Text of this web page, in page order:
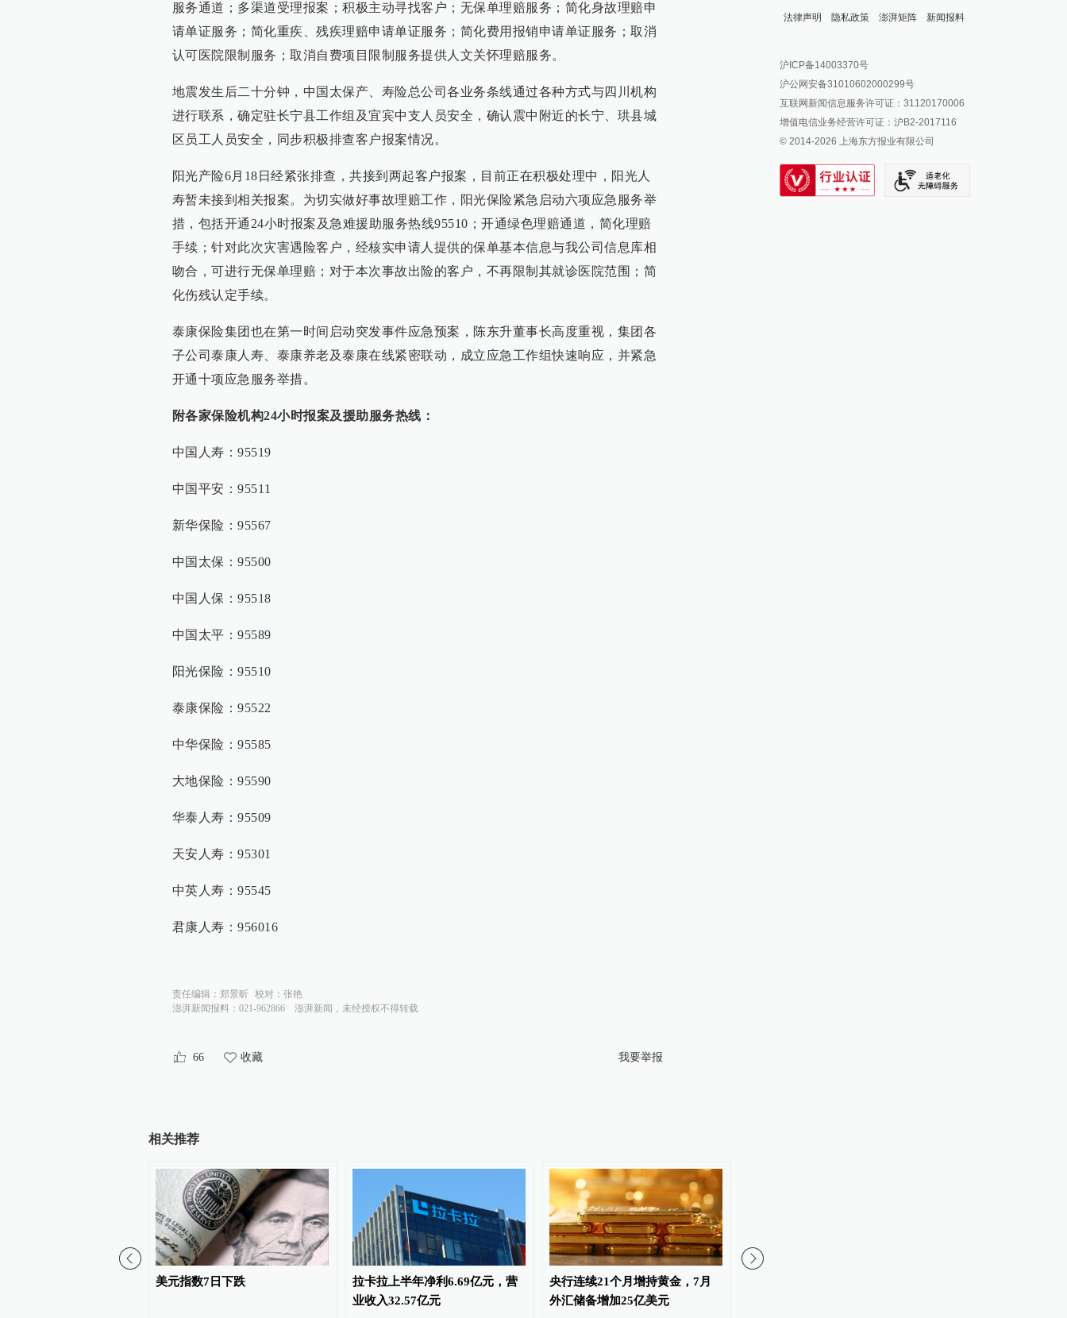
服务通道；多渠道受理报案；积极主动寻找客户；无保单理赔服务；简化身故理赔申
请单证服务；简化重疾、残疾理赔申请单证服务；简化费用报销申请单证服务；取消
认可医院限制服务；取消自费项目限制服务提供人文关怀理赔服务。
地震发生后二十分钟，中国太保产、寿险总公司各业务条线通过各种方式与四川机构
进行联系，确定驻长宁县工作组及宜宾中支人员安全，确认震中附近的长宁、珙县城
区员工人员安全，同步积极排查客户报案情况。
阳光产险6月18日经紧张排查，共接到两起客户报案，目前正在积极处理中，阳光人
寿暂未接到相关报案。为切实做好事故理赔工作，阳光保险紧急启动六项应急服务举
措，包括开通24小时报案及急难援助服务热线95510；开通绿色理赔通道，简化理赔
手续；针对此次灾害遇险客户，经核实申请人提供的保单基本信息与我公司信息库相
吻合，可进行无保单理赔；对于本次事故出险的客户，不再限制其就诊医院范围；简
化伤残认定手续。
泰康保险集团也在第一时间启动突发事件应急预案，陈东升董事长高度重视，集团各
子公司泰康人寿、泰康养老及泰康在线紧密联动，成立应急工作组快速响应，并紧急
开通十项应急服务举措。
附各家保险机构24小时报案及援助服务热线：
中国人寿：95519
中国平安：95511
新华保险：95567
中国太保：95500
中国人保：95518
中国太平：95589
阳光保险：95510
泰康保险：95522
中华保险：95585
大地保险：95590
华泰人寿：95509
天安人寿：95301
中英人寿：95545
君康人寿：956016
责任编辑： 郑景昕 校对： 张艳
澎湃新闻报料：021-962866
澎湃新闻，未经授权不得转载
66 收藏 我要举报
相关推荐
美元指数7日下跌
拉卡拉上半年净利6.69亿元，营
业收入32.57亿元
央行连续21个月增持黄金，7月
外汇储备增加25亿美元
法律声明 隐私政策 澎湃矩阵
澎湃新闻公众号
澎湃新闻抖音号
派生万物开放平台
IP SHANGHAI
SIXTH TONE
新闻报料
报料邮箱: news@thepaper.cn
沪ICP备14003370号
沪公网安备31010602000299号
互联网新闻信息服务许可证：31120170006
增值电信业务经营许可证：沪B2-2017116
© 2014-2026 上海东方报业有限公司